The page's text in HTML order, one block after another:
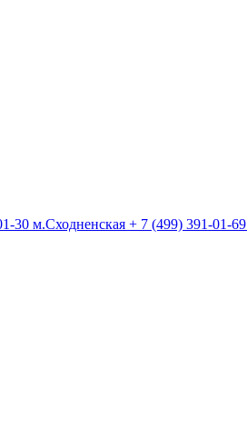
30 м.Сходненская + 7 (499) 391-01-69